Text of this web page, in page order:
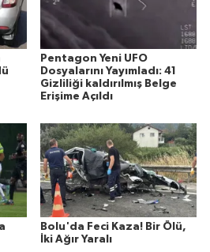
Pentagon Yeni UFO
Dosyalarını Yayımladı: 41
Gizliliği kaldırılmış Belge
Erişime Açıldı
Bolu'da Feci Kaza! Bir Ölü,
İki Ağır Yaralı